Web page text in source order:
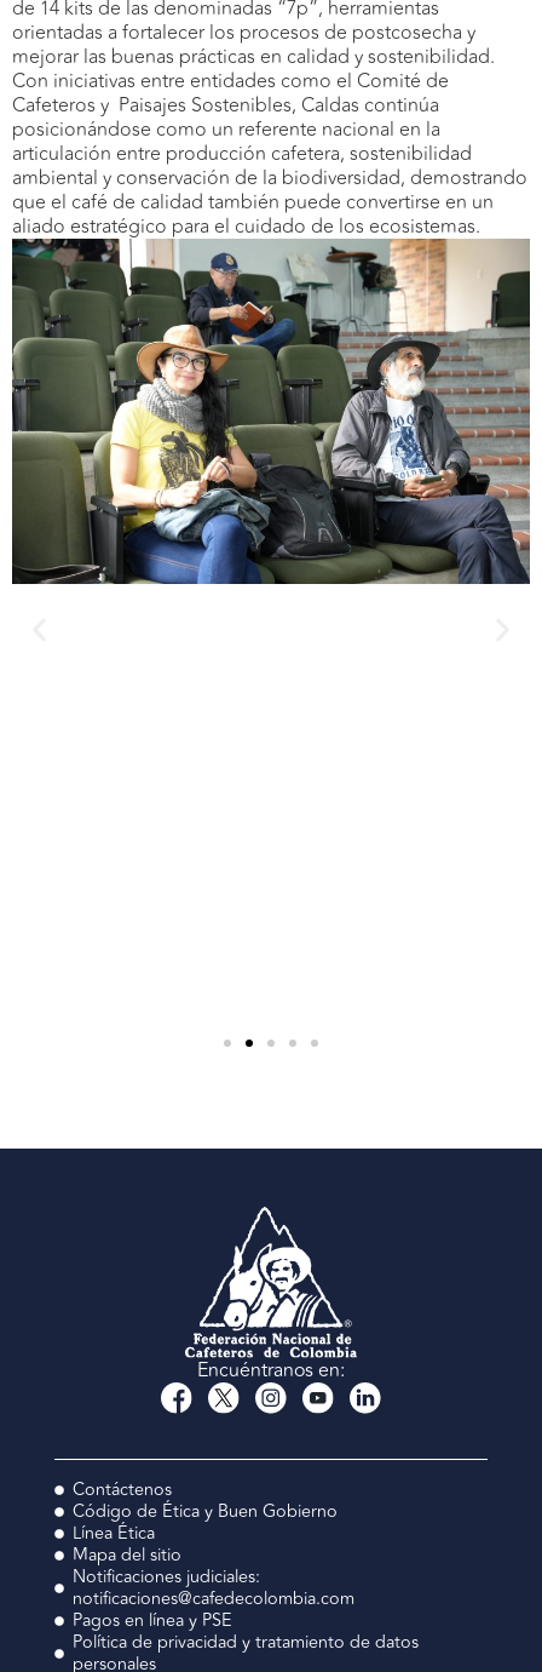
de 14 kits de las denominadas “7p”, herramientas
orientadas a fortalecer los procesos de postcosecha y
mejorar las buenas prácticas en calidad y sostenibilidad.
Con iniciativas entre entidades como el Comité de
Cafeteros y Paisajes Sostenibles, Caldas continúa
posicionándose como un referente nacional en la
articulación entre producción cafetera, sostenibilidad
ambiental y conservación de la biodiversidad, demostrando
que el café de calidad también puede convertirse en un
aliado estratégico para el cuidado de los ecosistemas.
Encuéntranos en:
Contáctenos
Código de Ética y Buen Gobierno
Línea Ética
Mapa del sitio
Notificaciones judiciales:
notificaciones@cafedecolombia.com
Pagos en línea y PSE
Política de privacidad y tratamiento de datos
personales